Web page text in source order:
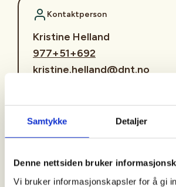
Samtykke Detaljer
Denne nettsiden bruker
Vi bruker informasjonskapsler for å gi
Kontaktperson
Kristine Helland
977+51+692
kristine.helland@dnt.no
Lakkaknuten og Himleknuten i
mot Årdal og Viglesdalen. Vi
Folkehjelpshytta i Lyngsheia, og
gås som en rundtur i lettgått og fint